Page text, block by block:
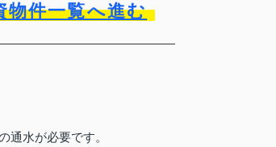
物件一覧へ進む
通水が必要です。